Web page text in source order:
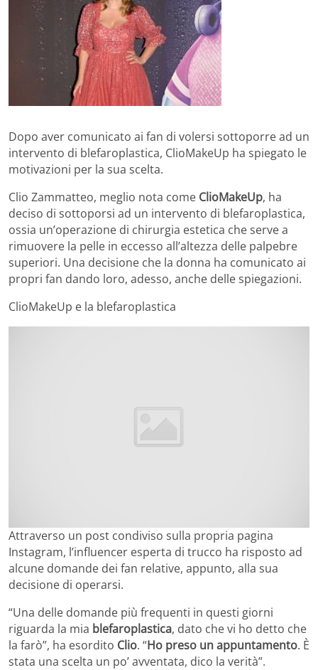
Dopo aver comunicato ai fan di volersi sottoporre ad un
intervento di blefaroplastica, ClioMakeUp ha spiegato le
motivazioni per la sua scelta.
Clio Zammatteo, meglio nota come ClioMakeUp, ha
deciso di sottoporsi ad un intervento di blefaroplastica,
ossia un’operazione di chirurgia estetica che serve a
rimuovere la pelle in eccesso all’altezza delle palpebre
superiori. Una decisione che la donna ha comunicato ai
propri fan dando loro, adesso, anche delle spiegazioni.
ClioMakeUp e la blefaroplastica
Attraverso un post condiviso sulla propria pagina
Instagram, l’influencer esperta di trucco ha risposto ad
alcune domande dei fan relative, appunto, alla sua
decisione di operarsi.
“Una delle domande più frequenti in questi giorni
riguarda la mia blefaroplastica, dato che vi ho detto che
la farò”, ha esordito Clio. “Ho preso un appuntamento. È
stata una scelta un po’ avventata, dico la verità”.